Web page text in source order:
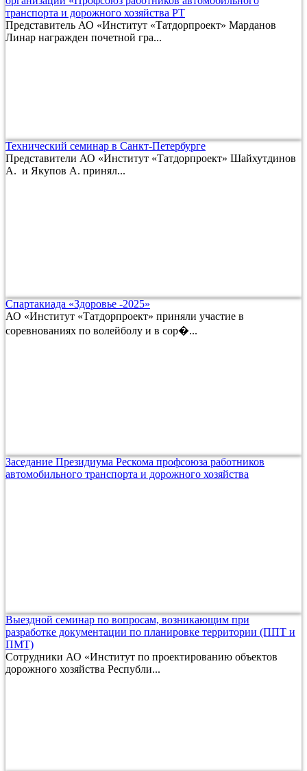
транспорта и дорожного хозяйства РТ
Представитель АО «Институт «Татдорпроект» Марданов
Линар награжден почетной гра...
Технический семинар в Санкт-Петербурге
Представители АО «Институт «Татдорпроект» Шайхутдинов
А. и Якупов А. принял...
Спартакиада «Здоровье -2025»
АО «Институт «Татдорпроект» приняли участие в
соревнованиях по волейболу и в сор�...
Заседание Президиума Рескома профсоюза работников
автомобильного транспорта и дорожного хозяйства
Выездной семинар по вопросам, возникающим при
разработке документации по планировке территории (ППТ и
ПМТ)
Сотрудники АО «Институт по проектированию объектов
дорожного хозяйства Республи...